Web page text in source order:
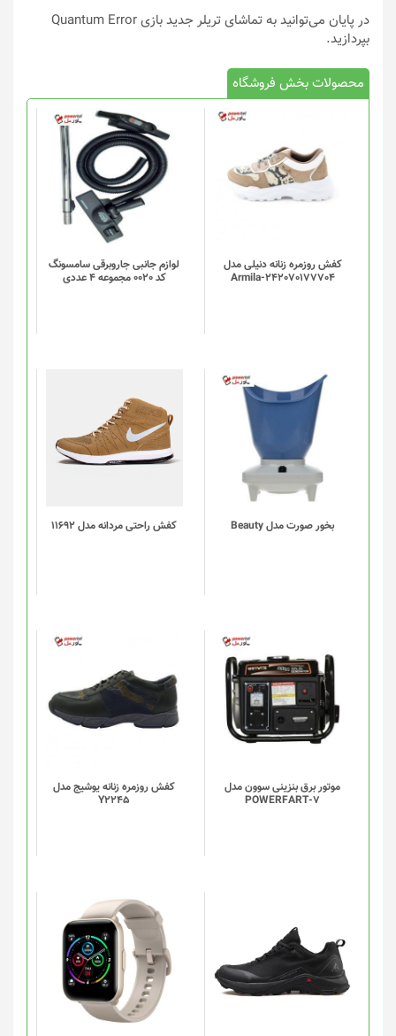
در پایان می‌توانید به تماشای تریلر جدید بازی Quantum Error
بپردازید.
محصولات بخش فروشگاه
کفش روزمره زنانه دنیلی مدل
Armila-242070177704
لوازم جانبی جاروبرقی سامسونگ
کد 0020 مجموعه 4 عددی
بخور صورت مدل Beauty کفش راحتی مردانه مدل 11692
محصول
دارای
انواع
مختلفی
گزینه
محصول
شوند
موتور برق بنزینی سوون مدل
POWERFART-7
کفش روزمره زنانه یوشیج مدل
Y2245
محصول
دارای
انواع
مختلفی
این
محصول
دارای
انواع
مختلفی
می